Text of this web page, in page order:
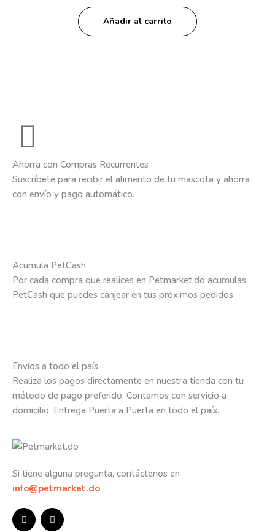
Añadir al carrito
Ahorra con Compras Recurrentes
Suscríbete para recibir el alimento de tu mascota y ahorra
con envío y pago automático.
Acumula PetCash
Por cada compra que realices en Petmarket.do acumulas
PetCash que puedes canjear en tus próximos pedidos.
Envíos a todo el país
Realiza los pagos directamente en nuestra tienda con tu
método de pago preferido. Contamos con servicio a
domicilio. Entrega Puerta a Puerta en todo el país.
Si tiene alguna pregunta, contáctenos en
info@petmarket.do